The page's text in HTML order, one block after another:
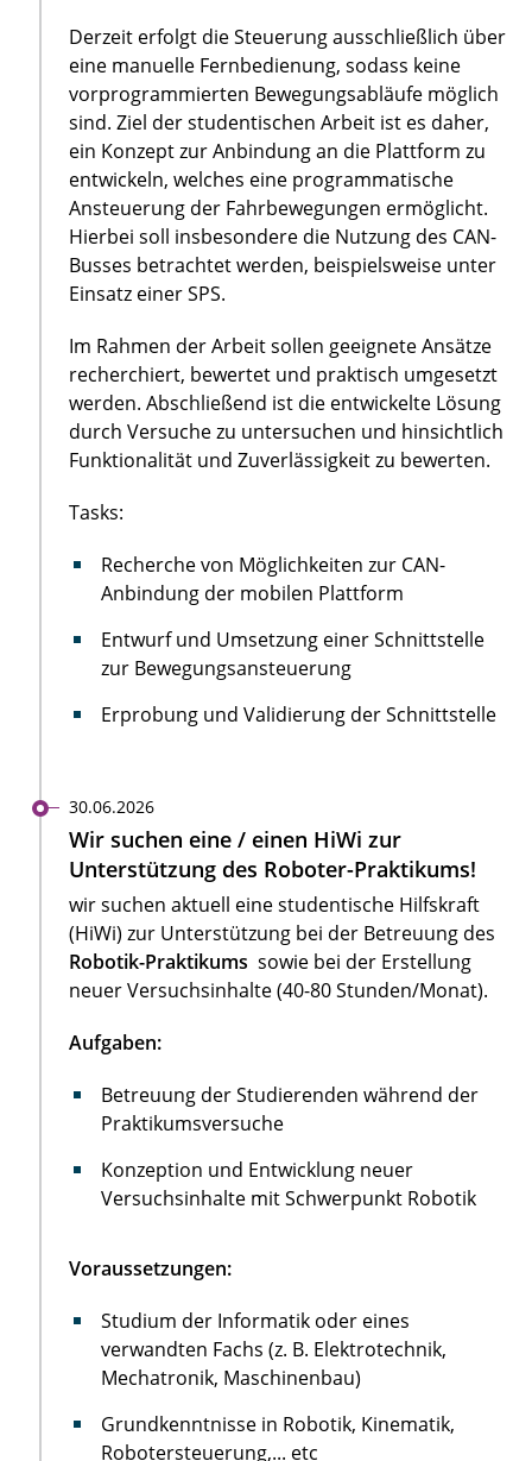
Derzeit erfolgt die Steuerung ausschließlich über
eine manuelle Fernbedienung, sodass keine
vorprogrammierten Bewegungsabläufe möglich
sind. Ziel der studentischen Arbeit ist es daher,
ein Konzept zur Anbindung an die Plattform zu
entwickeln, welches eine programmatische
Ansteuerung der Fahrbewegungen ermöglicht.
Hierbei soll insbesondere die Nutzung des CAN-
Busses betrachtet werden, beispielsweise unter
Einsatz einer SPS.
Im Rahmen der Arbeit sollen geeignete Ansätze
recherchiert, bewertet und praktisch umgesetzt
werden. Abschließend ist die entwickelte Lösung
durch Versuche zu untersuchen und hinsichtlich
Funktionalität und Zuverlässigkeit zu bewerten.
Tasks:
Recherche von Möglichkeiten zur CAN-
Anbindung der mobilen Plattform
Entwurf und Umsetzung einer Schnittstelle
zur Bewegungsansteuerung
Erprobung und Validierung der Schnittstelle
30.06.2026
Wir suchen eine / einen HiWi zur
Unterstützung des Roboter-Praktikums!
wir suchen aktuell eine studentische Hilfskraft
(HiWi) zur Unterstützung bei der Betreuung des
Robotik-Praktikums sowie bei der Erstellung
neuer Versuchsinhalte (40-80 Stunden/Monat).
Aufgaben:
Betreuung der Studierenden während der
Praktikumsversuche
Konzeption und Entwicklung neuer
Versuchsinhalte mit Schwerpunkt Robotik
Voraussetzungen:
Studium der Informatik oder eines
verwandten Fachs (z. B. Elektrotechnik,
Mechatronik, Maschinenbau)
Grundkenntnisse in Robotik, Kinematik,
Robotersteuerung,... etc